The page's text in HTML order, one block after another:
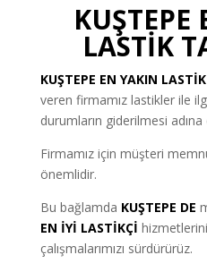
KUŞTEPE
LASTİK
KUŞTEPE EN YAKIN
veren firmamız lastikler ile
durumların giderilmesi adına
Firmamız için müşteri
önemlidir.
Bu bağlamda KUŞTEPE DE
EN İYİ LASTİKÇİ
çalışmalarımızı sürdürürüz.